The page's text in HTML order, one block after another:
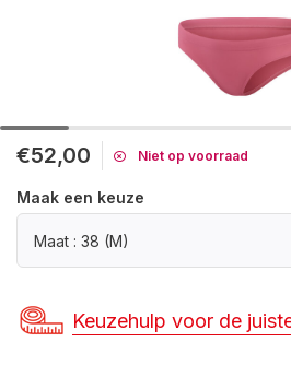
€52,00 Niet op voorraad
Maak een keuze
Maat : 38 (M)
Keuzehulp voor de